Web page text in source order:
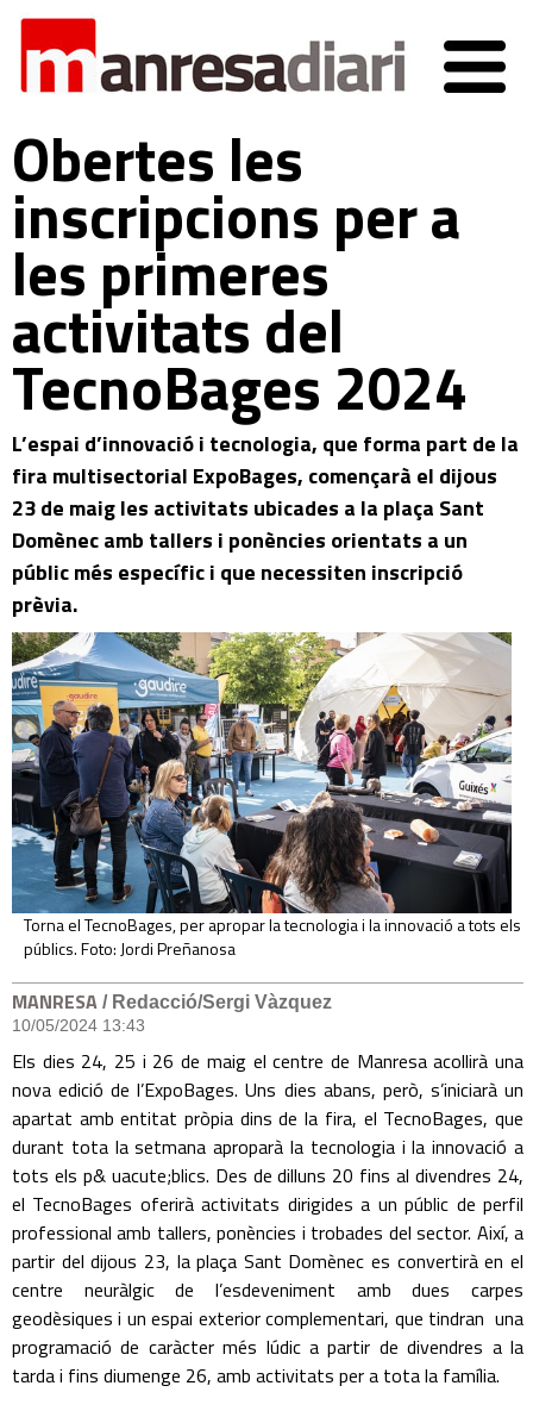
Obertes les
inscripcions per a
les primeres
activitats del
TecnoBages 2024
L’espai d’innovació i tecnologia, que forma part de la
fira multisectorial ExpoBages, començarà el dijous
23 de maig les activitats ubicades a la plaça Sant
Domènec amb tallers i ponències orientats a un
públic més específic i que necessiten inscripció
prèvia.
Torna el TecnoBages, per apropar la tecnologia i la innovació a tots els
públics. Foto: Jordi Preñanosa
MANRESA / Redacció/Sergi Vàzquez
10/05/2024 13:43
Els dies 24, 25 i 26 de maig el centre de Manresa acollirà una
nova edició de l’ExpoBages. Uns dies abans, però, s’iniciarà un
apartat amb entitat pròpia dins de la fira, el TecnoBages, que
durant tota la setmana aproparà la tecnologia i la innovació a
tots els p& uacute;blics. Des de dilluns 20 fins al divendres 24,
el TecnoBages oferirà activitats dirigides a un públic de perfil
professional amb tallers, ponències i trobades del sector. Així, a
partir del dijous 23, la plaça Sant Domènec es convertirà en el
centre neuràlgic de l’esdeveniment amb dues carpes
geodèsiques i un espai exterior complementari, que tindran una
programació de caràcter més lúdic a partir de divendres a la
tarda i fins diumenge 26, amb activitats per a tota la família.